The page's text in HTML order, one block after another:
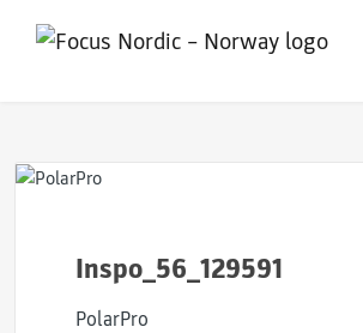
Inspo_56_129591
PolarPro